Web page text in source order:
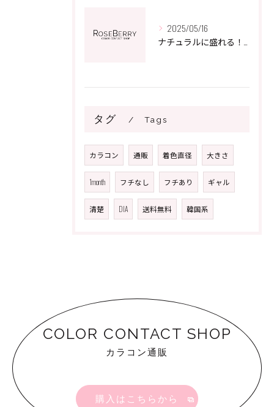
2025/05/16
ナチュラルに盛れる！あなたにピッタリのカラコン選びのポイント
タグ Tags
カラコン 通販 着色直径 大きさ
1month フチなし フチあり ギャル
清楚 DIA 送料無料 韓国系
カラコン通販
COLOR CONTACT SHOP
購入はこちらから